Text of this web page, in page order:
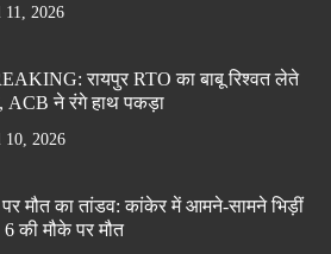
2026
रायपुर RTO का बाबू रिश्वत लेते
ACB ने रंगे हाथ पकड़ा
2026
मौत का तांडव: कांकेर में आमने-सामने भिड़ीं
की मौके पर मौत